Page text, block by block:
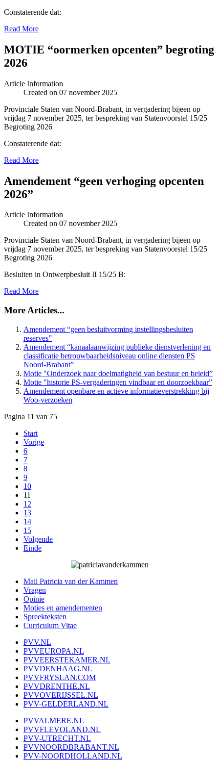
Constaterende dat:
Read More
MOTIE “oormerken opcenten” begroting
2026
Article Information
Created on 07 november 2025
Provinciale Staten van Noord-Brabant, in vergadering bijeen op
vrijdag 7 november 2025, ter bespreking van Statenvoorstel 15/25
Begroting 2026
Constaterende dat:
Read More
Amendement “geen verhoging opcenten
2026”
Article Information
Created on 07 november 2025
Provinciale Staten van Noord-Brabant, in vergadering bijeen op
vrijdag 7 november 2025, ter bespreking van Statenvoorstel 15/25
Begroting 2026
Besluiten in Ontwerpbesluit II 15/25 B:
Read More
More Articles...
Amendement “geen besluitvorming instellingsbesluiten
reserves”
Amendement “kanaalaanwijzing publieke dienstverlening en
classificatie betrouwbaarheidsniveau online diensten PS
Noord-Brabant”
Motie "Onderzoek naar doelmatigheid van bestuur en beleid”
Motie "historie PS-vergaderingen vindbaar en doorzoekbaar”
Amendement openbare en actieve informatieverstrekking bij
Woo-verzoeken
Pagina 11 van 75
Start
Vorige
6
7
8
9
10
11
12
13
14
15
Volgende
Einde
Mail Patricia van der Kammen
Vragen
Opinie
Moties en amendementen
Spreekteksten
Curriculum Vitae
PVV.NL
PVVEUROPA.NL
PVVEERSTEKAMER.NL
PVVDENHAAG.NL
PVVFRYSLAN.COM
PVVDRENTHE.NL
PVVOVERIJSSEL.NL
PVV-GELDERLAND.NL
PVVALMERE.NL
PVVFLEVOLAND.NL
PVV-UTRECHT.NL
PVVNOORDBRABANT.NL
PVV-NOORDHOLLAND.NL